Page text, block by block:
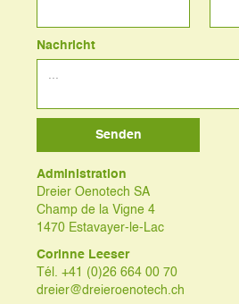
Nachricht
Administration
Dreier Oenotech SA
Champ de la Vigne 4
1470 Estavayer-le-Lac
Corinne Leeser
Tél. +41 (0)26 664 00 70
dreier@dreieroenotech.ch